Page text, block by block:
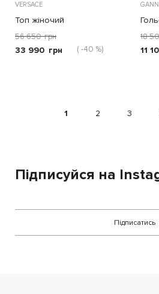
VERSACE
Топ жіночий
56 650 грн
33 990 грн ( -40 %)
18
11
1 2 3
Підписуйся на
Підписатись